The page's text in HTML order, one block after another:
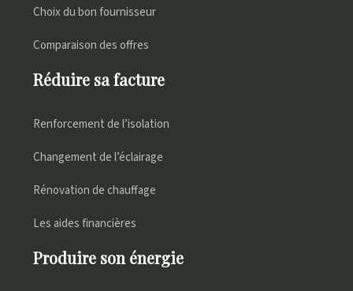
Choix du bon fournisseur
Comparaison des offres
Réduire sa facture
Renforcement de l’isolation
Changement de l’éclairage
Rénovation de chauffage
Les aides financières
Produire son énergie